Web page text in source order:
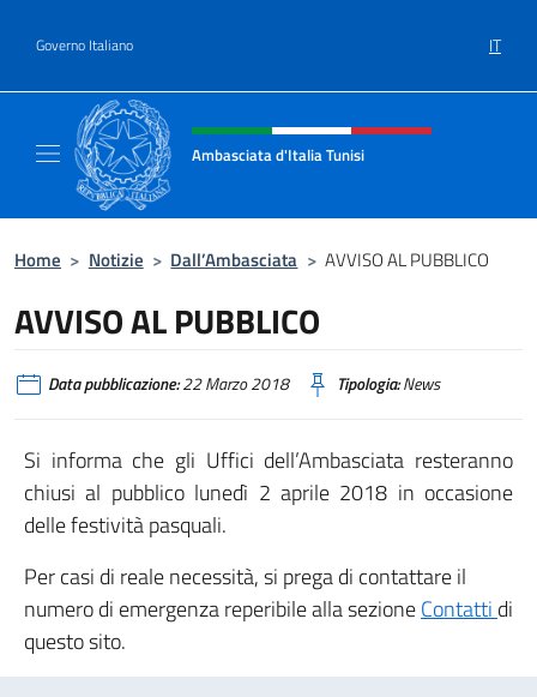
Governo Italiano IT
Intestazione sito, social e menù
Ambasciata d'Italia Tunisi
Home > Notizie > Dall’Ambasciata > AVVISO AL PUBBLICO
AVVISO AL PUBBLICO
Data pubblicazione:22 Marzo 2018 Tipologia:News
Si informa che gli Uffici dell’Ambasciata resteranno
chiusi al pubblico lunedì 2 aprile 2018 in occasione
delle festività pasquali.
Per casi di reale necessità, si prega di contattare il
numero di emergenza reperibile alla sezioneContatti di
questo sito.